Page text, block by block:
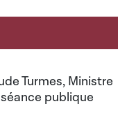
Turmes, Ministre
publique